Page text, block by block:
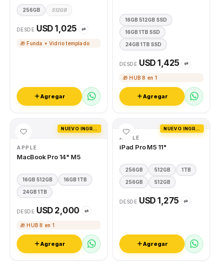
256GB 512GB
DESDE USD 1,025 ⇄
🎁 Funda + Vidrio templado
Agregar
16GB 512GB SSD
16GB 1TB SSD
24GB 1TB SSD
DESDE USD 1,425 ⇄
🎁 HUB 8 en 1
Agregar
APPLE
MacBook Pro 14" M5
16GB 512GB 16GB 1TB
24GB 1TB
DESDE USD 2,000 ⇄
🎁 HUB 8 en 1
Agregar
APPLE
iPad Pro M5 11"
256GB 512GB 1TB
256GB 512GB
DESDE USD 1,275 ⇄
Agregar